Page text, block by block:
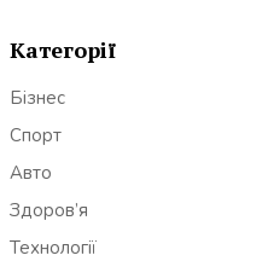
Категорії
Бізнес
Спорт
Авто
Здоров’я
Технології